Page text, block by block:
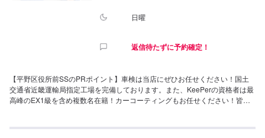
日曜
返信待たずに予約確定！
【平野区役所前SSのPRポイント】車検は当店にぜひお任せください！国土
交通省近畿運輸局指定工場を完備しております。また、KeePerの資格者は最
高峰のEX1級を含め複数名在籍！カーコーティングもお任せください！皆様
ャンペーン情報】エネオスアプリのDLでガソリンが10円/L引きになります！